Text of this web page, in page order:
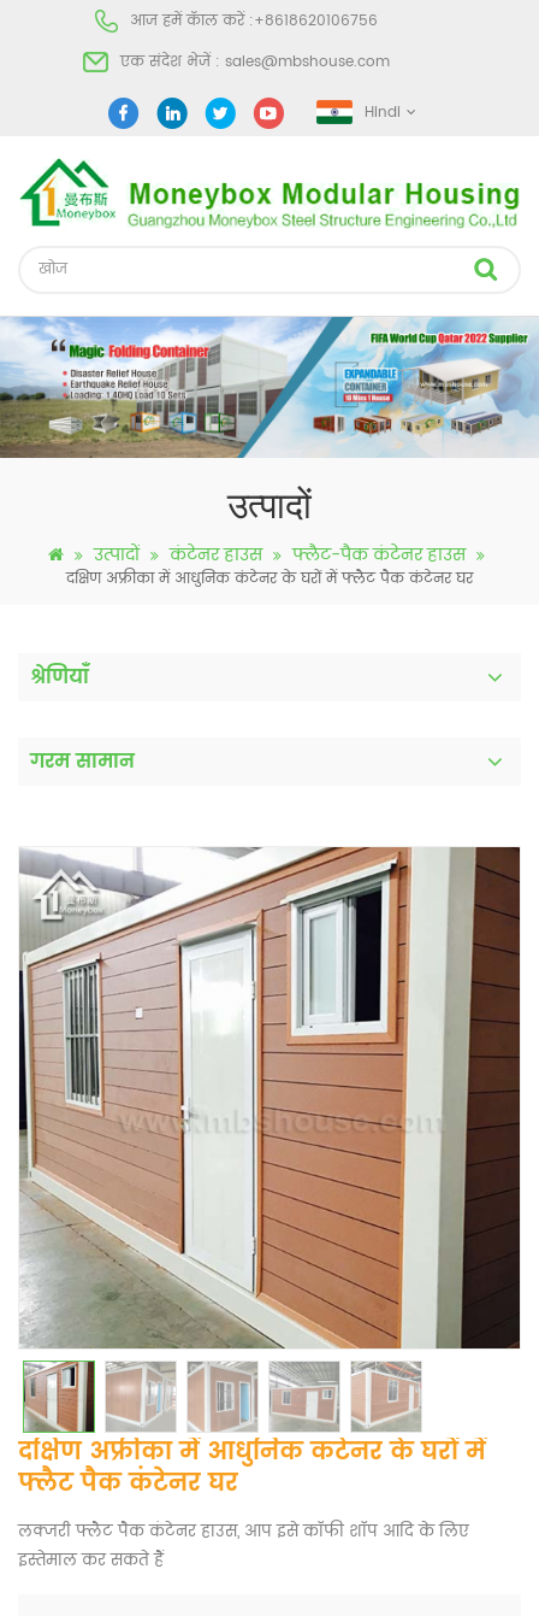
आज हमें कॅाल करें :+8618620106756
एक संदेश भेजें : sales@mbshouse.com
Hindi
उत्पादों
उत्पादों कंटेनर हाउस फ्लैट-पैक कंटेनर हाउस
दक्षिण अफ्रीका में आधुनिक कंटेनर के घरों में फ्लैट पैक कंटेनर घर
श्रेणियाँ
गरम सामान
दक्षिण अफ्रीका में आधुनिक कंटेनर के घरों में
फ्लैट पैक कंटेनर घर
लक्जरी फ्लैट पैक कंटेनर हाउस, आप इसे कॉफी शॉप आदि के लिए
इस्तेमाल कर सकते हैं